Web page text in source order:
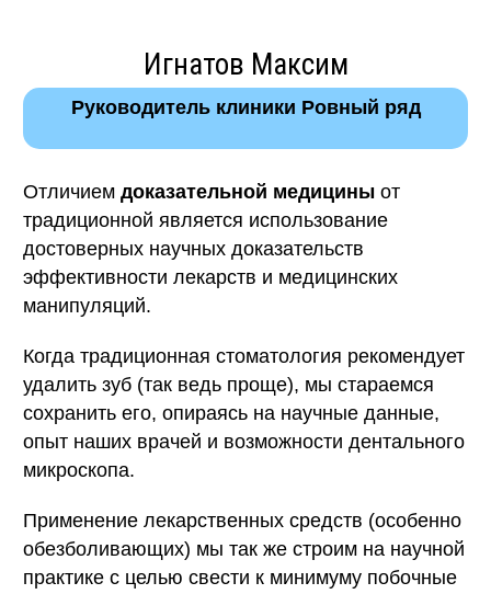
Игнатов Максим
Руководитель клиники Ровный ряд
Отличием доказательной медициныот
традиционной является использование
достоверных научных доказательств
эффективности лекарств и медицинских
манипуляций.
Когда традиционная стоматология рекомендует
удалить зуб (так ведь проще), мы стараемся
сохранить его, опираясь на научные данные,
опыт наших врачей и возможности дентального
микроскопа.
Применение лекарственных средств (особенно
обезболивающих) мы так же строим на научной
практике с целью свести к минимуму побочные